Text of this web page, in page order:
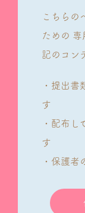
こちらの
ための 専
記のコン
・提出書
す
・配布し
す
・保護者